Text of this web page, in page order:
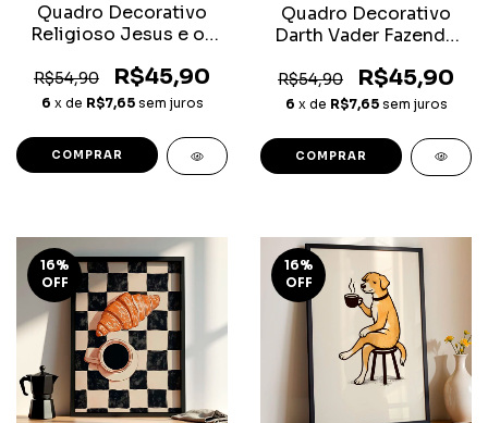
Quadro Decorativo
Religioso Jesus e os
R$54,90 R$45,90
6 x de R$7,65 sem juros
COMPRAR
Quadro Decorativo
Darth Vader Fazendo
R$54,90 R$45,90
6 x de R$7,65 sem juros
COMPRAR
16%
OFF
16%
OFF